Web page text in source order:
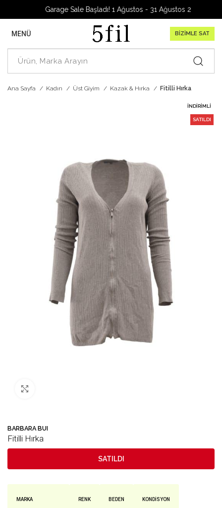
Garage Sale Başladı! 1 Ağustos - 31 Ağustos 2026
MENÜ BİZİMLE SAT
Ana Sayfa Kadın Üst Giyim Kazak & Hırka Fitilli Hırka
İNDIRIMLI
SATILDI
BARBARA BUI
Fitilli Hırka
SATILDI
MARKA RENK BEDEN KONDISYON